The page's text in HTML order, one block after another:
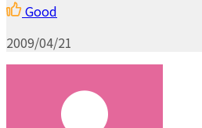
Good
2009/04/21